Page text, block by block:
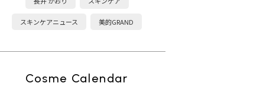
スキンケアニュース 美的GRAND
Cosme Calendar